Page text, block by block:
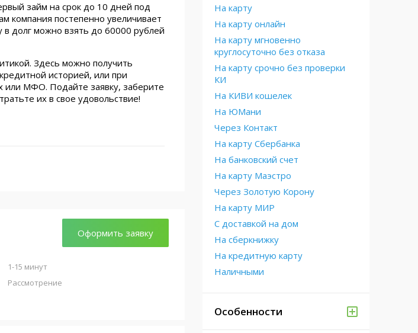
займ на срок до 10 дней под
компания постепенно увеличивает
долг можно взять до 60000 рублей
Здесь можно получить
историей, или при
или МФО. Подайте заявку, заберите
их в свое удовольствие!
Оформить заявку
1-15 минут
Рассмотрение
На карту
На карту онлайн
На карту мгновенно
круглосуточно без отказа
На карту срочно без проверки
КИ
На КИВИ кошелек
На ЮМани
Через Контакт
На карту Сбербанка
На банковский счет
На карту Маэстро
Через Золотую Корону
На карту МИР
С доставкой на дом
На сберкнижку
На кредитную карту
Наличными
Особенности